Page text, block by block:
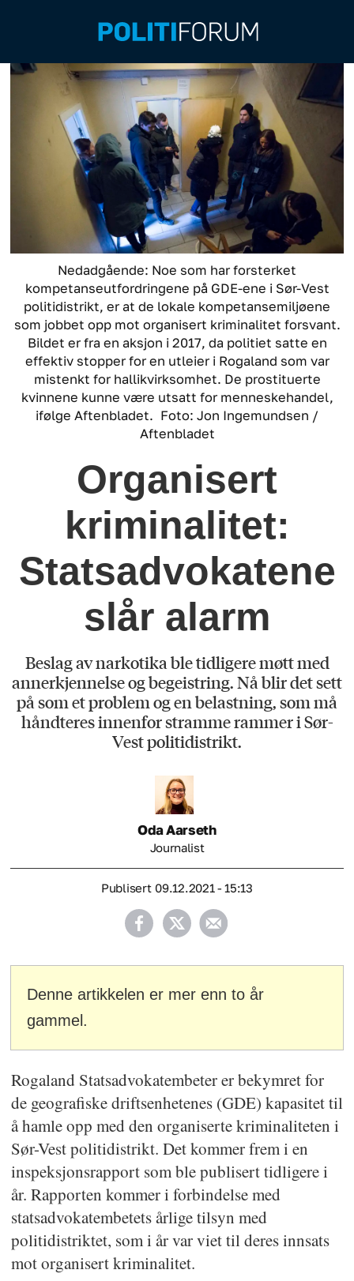
Nedadgående: Noe som har forsterket
kompetanseutfordringene på GDE-ene i Sør-Vest
politidistrikt, er at de lokale kompetansemiljøene
som jobbet opp mot organisert kriminalitet forsvant.
Bildet er fra en aksjon i 2017, da politiet satte en
effektiv stopper for en utleier i Rogaland som var
mistenkt for hallikvirksomhet. De prostituerte
kvinnene kunne være utsatt for menneskehandel,
ifølge Aftenbladet. Foto: Jon Ingemundsen /
Aftenbladet
Organisert
kriminalitet:
Statsadvokatene
slår alarm
Beslag av narkotika ble tidligere møtt med
annerkjennelse og begeistring. Nå blir det sett
på som et problem og en belastning, som må
håndteres innenfor stramme rammer i Sør-
Vest politidistrikt.
OdaAarseth
Journalist
Publisert 09.12.2021 - 15:13
Denne artikkelen er mer enn to år
gammel.
Rogaland Statsadvokatembeter er bekymret for
de geografiske driftsenhetenes (GDE) kapasitet til
å hamle opp med den organiserte kriminaliteten i
Sør-Vest politidistrikt. Det kommer frem i en
inspeksjonsrapport som ble publisert tidligere i
år. Rapporten kommer i forbindelse med
statsadvokatembetets årlige tilsyn med
politidistriktet, som i år var viet til deres innsats
mot organisert kriminalitet.